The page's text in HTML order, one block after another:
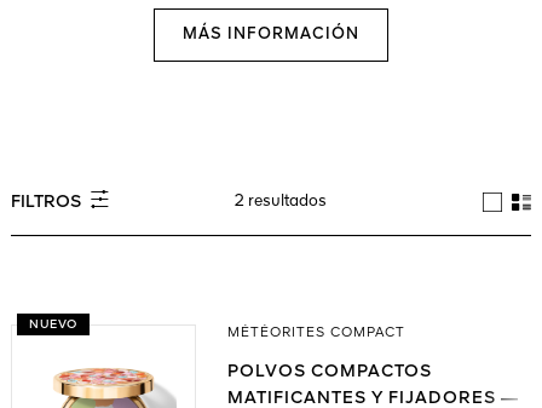
MÁS INFORMACIÓN
FILTROS 2 resultados
NUEVO
MÉTÉORITES COMPACT
POLVOS COMPACTOS
MATIFICANTES Y FIJADORES —